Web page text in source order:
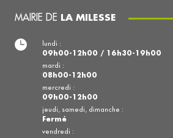
MAIRIE DE LA MILESSE
lundi :
09h00-12h00 / 16h30-19h00
mardi :
08h00-12h00
mercredi :
09h00-12h00
jeudi, samedi, dimanche :
Fermé
vendredi :